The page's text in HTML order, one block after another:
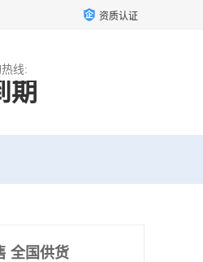
资质认证
线:
期
全国供货